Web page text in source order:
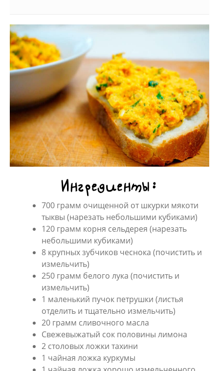
Ингредиенты:
700 грамм очищенной от шкурки мякоти
тыквы (нарезать небольшими кубиками)
120 грамм корня сельдерея (нарезать
небольшими кубиками)
8 крупных зубчиков чеснока (почистить и
измельчить)
250 грамм белого лука (почистить и
измельчить)
1 маленький пучок петрушки (листья
отделить и тщательно измельчить)
20 грамм сливочного масла
Свежевыжатый сок половины лимона
2 столовых ложки тахини
1 чайная ложка куркумы